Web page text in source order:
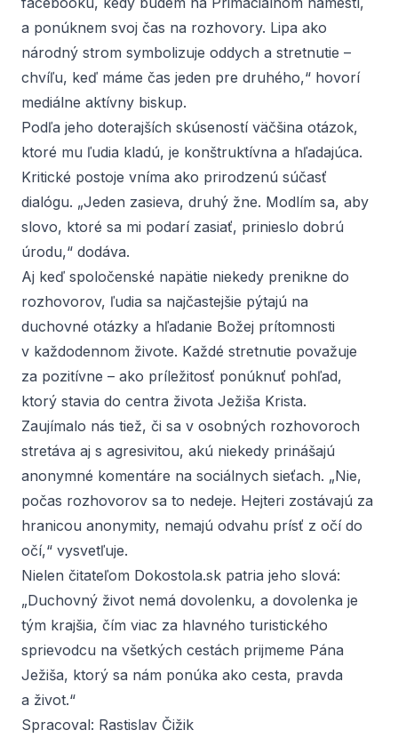
a ponúknem svoj čas na rozhovory. Lipa ako
národný strom symbolizuje oddych a stretnutie –
chvíľu, keď máme čas jeden pre druhého,“ hovorí
mediálne aktívny biskup.
Podľa jeho doterajších skúseností väčšina otázok,
ktoré mu ľudia kladú, je konštruktívna a hľadajúca.
Kritické postoje vníma ako prirodzenú súčasť
dialógu. „Jeden zasieva, druhý žne. Modlím sa, aby
slovo, ktoré sa mi podarí zasiať, prinieslo dobrú
úrodu,“ dodáva.
Aj keď spoločenské napätie niekedy prenikne do
rozhovorov, ľudia sa najčastejšie pýtajú na
duchovné otázky a hľadanie Božej prítomnosti
v každodennom živote. Každé stretnutie považuje
za pozitívne – ako príležitosť ponúknuť pohľad,
ktorý stavia do centra života Ježiša Krista.
Zaujímalo nás tiež, či sa v osobných rozhovoroch
stretáva aj s agresivitou, akú niekedy prinášajú
anonymné komentáre na sociálnych sieťach. „Nie,
počas rozhovorov sa to nedeje. Hejteri zostávajú za
hranicou anonymity, nemajú odvahu prísť z očí do
očí,“ vysvetľuje.
Nielen čitateľom Dokostola.sk patria jeho slová:
„Duchovný život nemá dovolenku, a dovolenka je
tým krajšia, čím viac za hlavného turistického
sprievodcu na všetkých cestách prijmeme Pána
Ježiša, ktorý sa nám ponúka ako cesta, pravda
a život.“
Spracoval: Rastislav Čižik